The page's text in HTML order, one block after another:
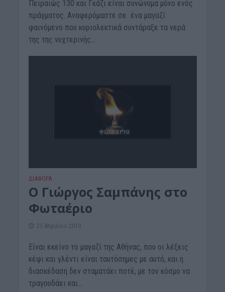
Πειραιώς 130 και Γκάζι είναι συνώνυμα μόνο ενός
πράγματος. Αναφερόμαστε σε ένα μαγαζί
φαινόμενο που κυριολεκτικά συντάραξε τα νερά
της της νυχτερινής...
ΔΙΆΦΟΡΑ
Ο Γιώργος Σαμπάνης στο
Φωταέριο
25 Απριλίου 2019
Είναι εκείνο το μαγαζί της Αθήνας, που οι λέξεις
κέφι και γλέντι είναι ταυτόσημες με αυτό, και η
διασκέδαση δεν σταματάει ποτέ, με τον κόσμο να
τραγουδάει και...